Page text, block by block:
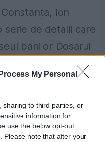
My Personal
sharing to third parties, or
information for
use the below opt-out
Please note that after your
Ion
serie de detalii care
banilor Dosarul